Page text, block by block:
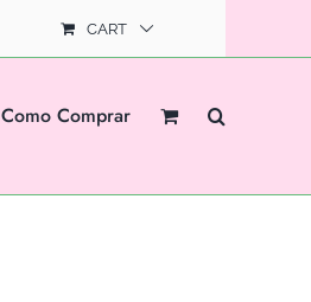
CART
Como Comprar